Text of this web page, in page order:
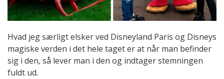
Hvad jeg særligt elsker ved Disneyland Paris og Disneys
magiske verden i det hele taget er at når man befinder
sig i den, så lever man i den og indtager stemningen
fuldt ud.